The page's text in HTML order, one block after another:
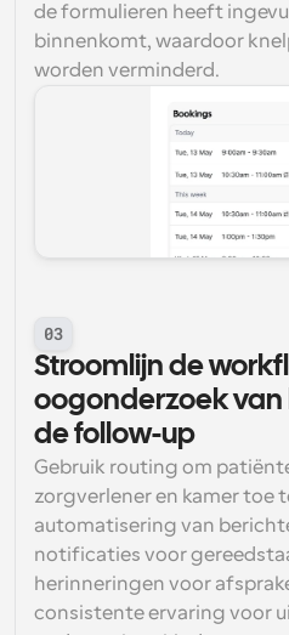
de formulieren heeft
binnenkomt, waardoor
worden verminderd.
03
Stroomlijn de
oogonderzoek van
de follow-up
Gebruik routing om
zorgverlener en kamer toe
automatisering van
notificaties voor
herinneringen voor
consistente ervaring voor